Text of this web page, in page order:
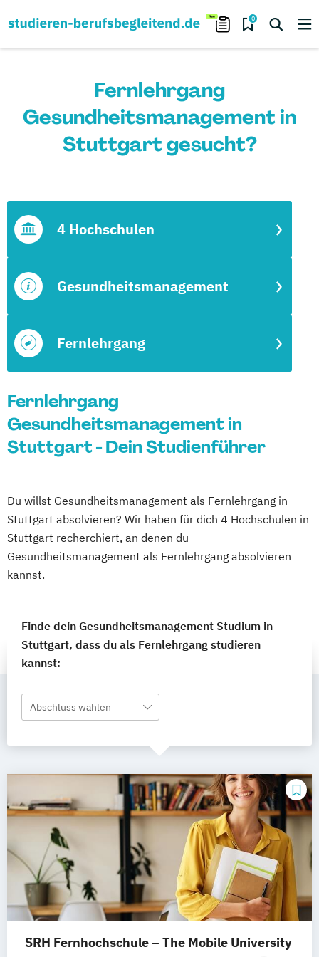
0
Fernlehrgang
Gesundheitsmanagement in
Stuttgart gesucht?
Fernlehrgang
Gesundheitsmanagement
4 Hochschulen
Fernlehrgang
Gesundheitsmanagement in
Stuttgart - Dein Studienführer
Du willst Gesundheitsmanagement als Fernlehrgang in
Stuttgart absolvieren? Wir haben für dich 4 Hochschulen in
Stuttgart recherchiert, an denen du
Gesundheitsmanagement als Fernlehrgang absolvieren
kannst.
Finde dein Gesundheitsmanagement Studium in
Stuttgart, dass du als Fernlehrgang studieren
kannst:
Abschluss wählen
SRH Fernhochschule – The Mobile University